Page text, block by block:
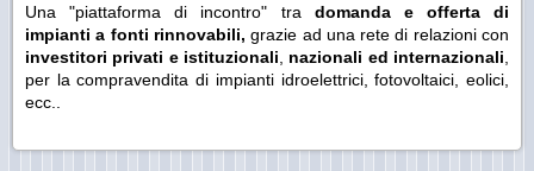
Una "piattaforma di incontro" tra domanda e offerta di
impianti a fonti rinnovabili,grazie ad una rete di relazioni con
investitori privati e istituzionali
nazionali ed internazionali
per la compravendita di impianti idroelettrici, fotovoltaici, eolici,
ecc..